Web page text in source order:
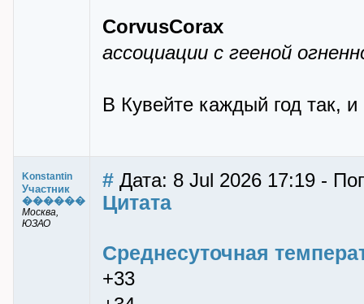
CorvusCorax
ассоциации с гееной
В Кувейте каждый год так,
Konstantin
Участник
������
Москва,
ЮЗАО
# Дата: 8 Jul 2026 17:19 -
Цитата
Среднесуточная
+33